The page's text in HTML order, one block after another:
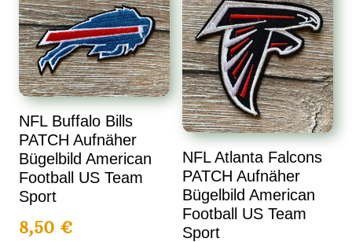
NFL Buffalo Bills
PATCH Aufnäher
Bügelbild American
Football US Team
Sport
8,50€
NFL Atlanta Falcons
PATCH Aufnäher
Bügelbild American
Football US Team
Sport